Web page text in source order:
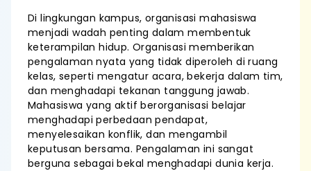
Di lingkungan kampus, organisasi mahasiswa
menjadi wadah penting dalam membentuk
keterampilan hidup. Organisasi memberikan
pengalaman nyata yang tidak diperoleh di ruang
kelas, seperti mengatur acara, bekerja dalam tim,
dan menghadapi tekanan tanggung jawab.
Mahasiswa yang aktif berorganisasi belajar
menghadapi perbedaan pendapat,
menyelesaikan konflik, dan mengambil
keputusan bersama. Pengalaman ini sangat
berguna sebagai bekal menghadapi dunia kerja.